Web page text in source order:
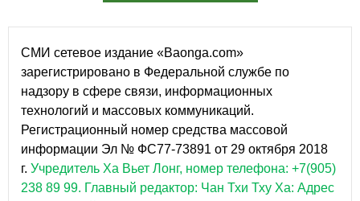
СМИ сетевое издание «Baonga.com»
зарегистрировано в Федеральной службе по
надзору в сфере связи, информационных
технологий и массовых коммуникаций.
Регистрационный номер средства массовой
информации Эл № ФС77-73891 от 29 октября 2018
г. Учредитель Ха Вьет Лонг, номер телефона: +7(905)
238 89 99. Главный редактор: Чан Тхи Тху Ха: Адрес